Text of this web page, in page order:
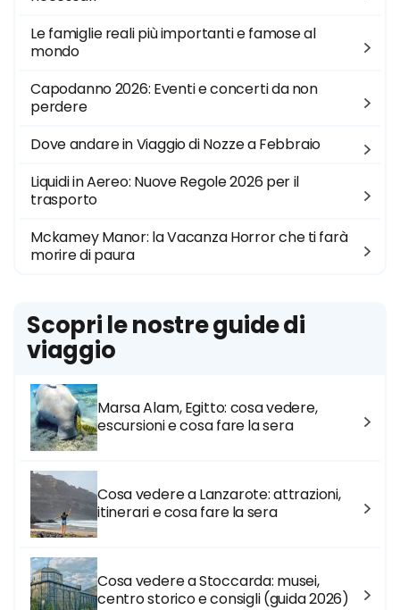
Le famiglie reali più importanti e famose al
mondo
Capodanno 2026: Eventi e concerti da non
perdere
Dove andare in Viaggio di Nozze a Febbraio
Liquidi in Aereo: Nuove Regole 2026 per il
trasporto
Mckamey Manor: la Vacanza Horror che ti farà
morire di paura
Scopri le nostre guide di
viaggio
Marsa Alam, Egitto: cosa vedere,
escursioni e cosa fare la sera
Cosa vedere a Lanzarote: attrazioni,
itinerari e cosa fare la sera
Cosa vedere a Stoccarda: musei,
centro storico e consigli (guida 2026)